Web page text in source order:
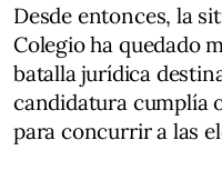
Desde entonces, la
Colegio ha quedado
batalla jurídica
candidatura cumplía
para concurrir a las